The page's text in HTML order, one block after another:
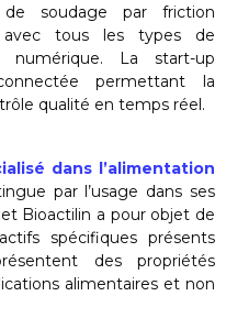
de soudage par friction
avec tous les types de
numérique. La start-up
permettant la
qualité en temps réel.
dans l’alimentation
par l’usage dans ses
Bioactilin a pour objet de
spécifiques présents
des propriétés
alimentaires et non